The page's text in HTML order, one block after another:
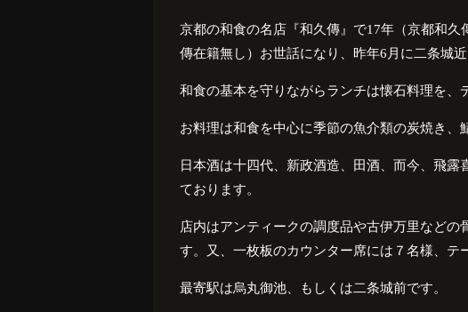
京都の和食の名店『和久傳』で17年（京都和久
傳在籍無し）お世話になり、昨年6 月に二条城
和食の基本を守りながらランチは懐石料理を、
お料理は和食を中心に季節の魚介類の炭焼き、
日本酒は十四代、新政酒造、田酒、而今、飛
ております。
店内はアンティークの調度品や古伊万里など
す。又、一枚板のカウンター席には７名様、テ
最寄駅は烏丸御池、もしくは二条城前です。